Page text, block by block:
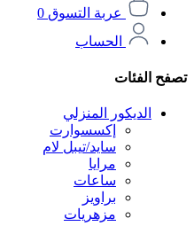
عربة التسوق 0
الحساب
تصفح الفئات
الديكور المنزلي
إكسسوارت
سايد/تيبل لام
مرايا
ساعات
براويز
مزهريات